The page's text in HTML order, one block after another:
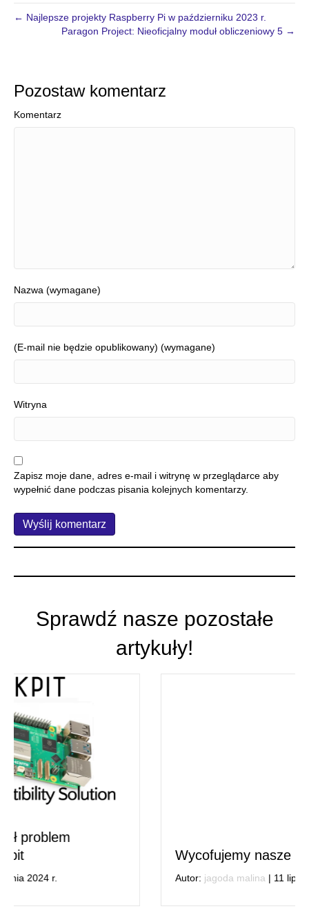
← Najlepsze projekty Raspberry Pi w październiku 2023 r.
Paragon Project: Nieoficjalny moduł obliczeniowy 5 →
Pozostaw komentarz
Komentarz
Nazwa (wymagane)
(E-mail nie będzie opublikowany) (wymagane)
Witryna
Zapisz moje dane, adres e-mail i witrynę w przeglądarce aby
wypełnić dane podczas pisania kolejnych komentarzy.
Sprawdź nasze pozostałe
artykuły!
Wycofujemy nasze aplikacje czujników
11 lipca 2024 r.